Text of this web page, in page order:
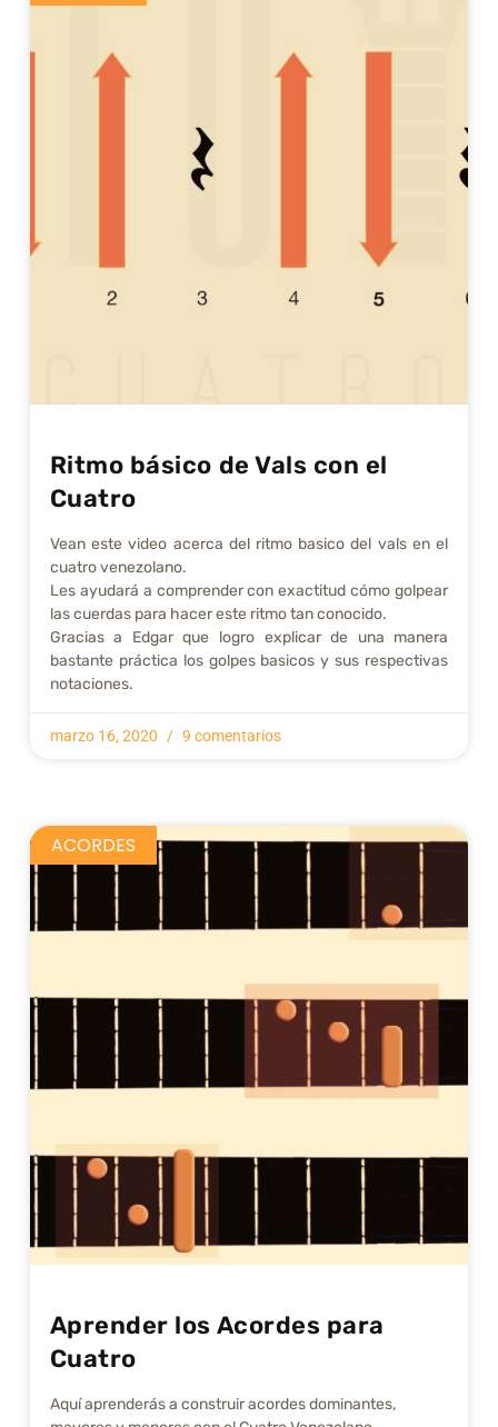
Ritmo básico de Vals con el
Cuatro
Vean este video acerca del ritmo basico del vals en el
cuatro venezolano.
Les ayudará a comprender con exactitud cómo golpear
las cuerdas para hacer este ritmo tan conocido.
Gracias a Edgar que logro explicar de una manera
bastante práctica los golpes basicos y sus respectivas
notaciones.
marzo 16, 2020 9 comentarios
ACORDES
Aprender los Acordes para
Cuatro
Aquí aprenderás a construir acordes dominantes,